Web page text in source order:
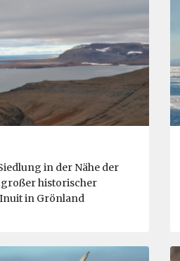
in der Nähe der
historischer
in Grönland